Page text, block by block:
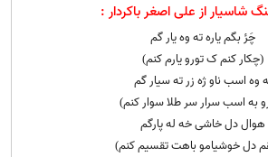
شاسیار از علی اصغر باکردار :
چَرٔ بگم یاره ته وه یار گم
(چکار کنم ک تورو یارم کنم)
وه اسب ناو ژه زر ته سیار گم
به اسب سرار سر طلا سوار کنم)
هوال دل خاشی خه له پارگم
دل خوشیامو باهت تقسیم کنم)